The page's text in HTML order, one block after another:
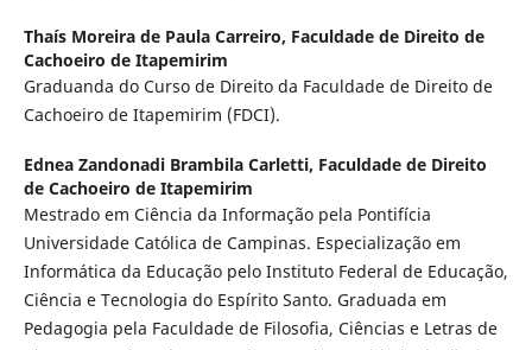
Thaís Moreira de Paula Carreiro, Faculdade de Direito de
Cachoeiro de Itapemirim
Graduanda do Curso de Direito da Faculdade de Direito de
Cachoeiro de Itapemirim (FDCI).
Ednea Zandonadi Brambila Carletti, Faculdade de Direito
de Cachoeiro de Itapemirim
Mestrado em Ciência da Informação pela Pontifícia
Universidade Católica de Campinas. Especialização em
Informática da Educação pelo Instituto Federal de Educação,
Ciência e Tecnologia do Espírito Santo. Graduada em
Pedagogia pela Faculdade de Filosofia, Ciências e Letras de